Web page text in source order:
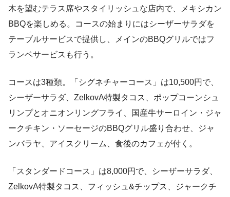
木を望むテラス席やスタイリッシュな店内で、メキシカン
BBQを楽しめる。コースの始まりにはシーザーサラダを
テーブルサービスで提供し、メインのBBQグリルではフ
ランベサービスも行う。
コースは3種類。「シグネチャーコース」は10,500円で、
シーザーサラダ、ZelkovA特製タコス、ポップコーンシュ
リンプとオニオンリングフライ、国産牛サーロイン・ジャ
ークチキン・ソーセージのBBQグリル盛り合わせ、ジャ
ンバラヤ、アイスクリーム、食後のカフェが付く。
「スタンダードコース」は8,000円で、シーザーサラダ、
ZelkovA特製タコス、フィッシュ&チップス、ジャークチ